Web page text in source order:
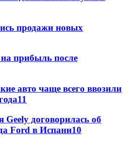
продажи новых
прибыль после
авто чаще всего ввозили
11
договорилась об
Ford в Испани10